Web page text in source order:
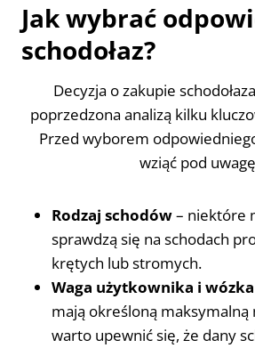
Jak wybrać
schodołaz?
Decyzja o zakupie
poprzedzona analizą kilku
Przed wyborem
wziąć pod
Rodzaj schodów– niektóre
sprawdzą się na schodach
krętych lub stromych.
Waga użytkownika i wózka
mają określoną maksymalną
warto upewnić się, że dany